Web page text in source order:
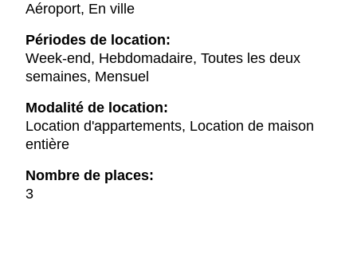
Aéroport, En ville
Périodes de location:
Week-end, Hebdomadaire, Toutes les deux
semaines, Mensuel
Modalité de location:
Location d'appartements, Location de maison
entière
Nombre de places:
3